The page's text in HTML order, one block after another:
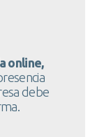
online,
debe